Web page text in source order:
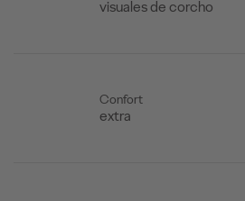
visuales de corcho
Confort
extra